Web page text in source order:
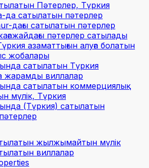
Пәтерлер, Түркия
да сатылатын пәтерлер
дағы сатылатын пәтерлер
пәтерлер сатылады
азаматтығын алуға болатын
жобалары
сатылатын Түркия
жарамды виллалар
сатылатын коммерциялық
мүлік, Түркия
(Түркия) сатылатын
жылжымайтын мүлік
виллалар